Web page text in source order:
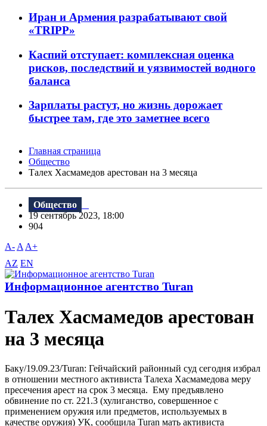
Иран и Армения разрабатывают свой
«TRIPP»
Каспий отступает: комплексная оценка
рисков, последствий и уязвимостей водного
баланса
Зарплаты растут, но жизнь дорожает
быстрее там, где это заметнее всего
Главная страница
Общество
Талех Хасмамедов арестован на 3 месяца
Общество
19 сентябрь 2023, 18:00
904
A- A A+
AZ EN
Информационное агентство Turan
Талех Хасмамедов арестован
на 3 месяца
Баку/19.09.23/Turan: Гейчайский районный суд сегодня избрал
в отношении местного активиста Талеха Хасмамедова меру
пресечения арест на срок 3 месяца. Ему предъявлено
обвинение по ст. 221.3 (хулиганство, совершенное с
применением оружия или предметов, используемых в
качестве оружия) УК, сообщила Turan мать активиста